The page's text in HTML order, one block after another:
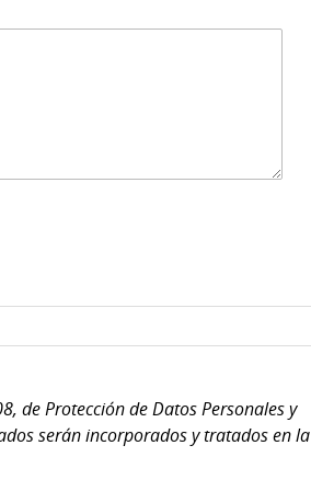
de Protección de Datos Personales y
serán incorporados y tratados en la